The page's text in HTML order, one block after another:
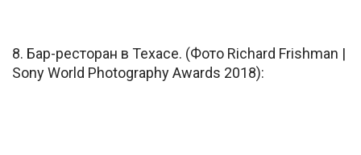
8. Бар-ресторан в Техасе. (Фото Richard Frishman |
Sony World Photography Awards 2018):